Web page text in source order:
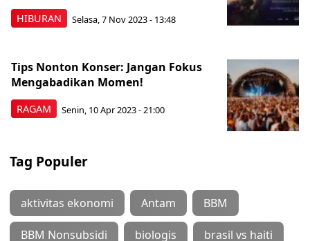
HIBURAN Selasa, 7 Nov 2023 - 13:48
RAGAM
Tips Nonton Konser: Jangan Fokus
Mengabadikan Momen!
Senin, 10 Apr 2023 - 21:00
Tag Populer
aktivitas ekonomi Antam BBM
BBM Nonsubsidi biologis brasil vs haiti